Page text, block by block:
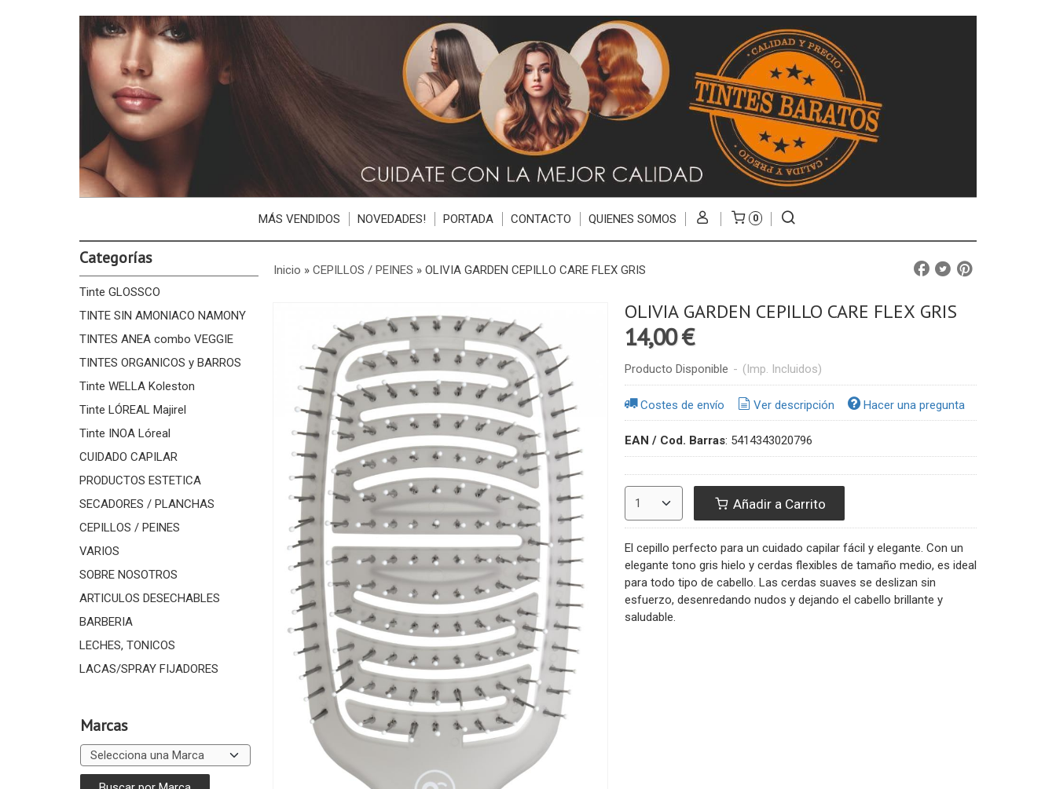
MÁS VENDIDOS NOVEDADES! PORTADA CONTACTO QUIENES SOMOS 0
Categorías
Tinte GLOSSCO
TINTE SIN AMONIACO NAMONY
TINTES ANEA combo VEGGIE
TINTES ORGANICOS y BARROS
Tinte WELLA Koleston
Tinte LÓREAL Majirel
Tinte INOA Lóreal
CUIDADO CAPILAR
PRODUCTOS ESTETICA
SECADORES / PLANCHAS
CEPILLOS / PEINES
VARIOS
SOBRE NOSOTROS
ARTICULOS DESECHABLES
BARBERIA
LECHES, TONICOS
LACAS/SPRAY FIJADORES
Marcas
Inicio » CEPILLOS / PEINES » OLIVIA GARDEN CEPILLO CARE FLEX GRIS
OLIVIA GARDEN CEPILLO CARE FLEX GRIS
14,00 €
Producto Disponible - (Imp. Incluidos)
Costes de envío Ver descripción Hacer una pregunta
EAN / Cod. Barras: 5414343020796
Añadir a Carrito
El cepillo perfecto para un cuidado capilar fácil y elegante. Con un
elegante tono gris hielo y cerdas flexibles de tamaño medio, es ideal
para todo tipo de cabello. Las cerdas suaves se deslizan sin
esfuerzo, desenredando nudos y dejando el cabello brillante y
saludable.